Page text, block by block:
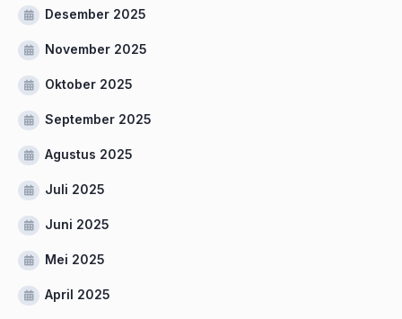
Desember 2025
November 2025
Oktober 2025
September 2025
Agustus 2025
Juli 2025
Juni 2025
Mei 2025
April 2025